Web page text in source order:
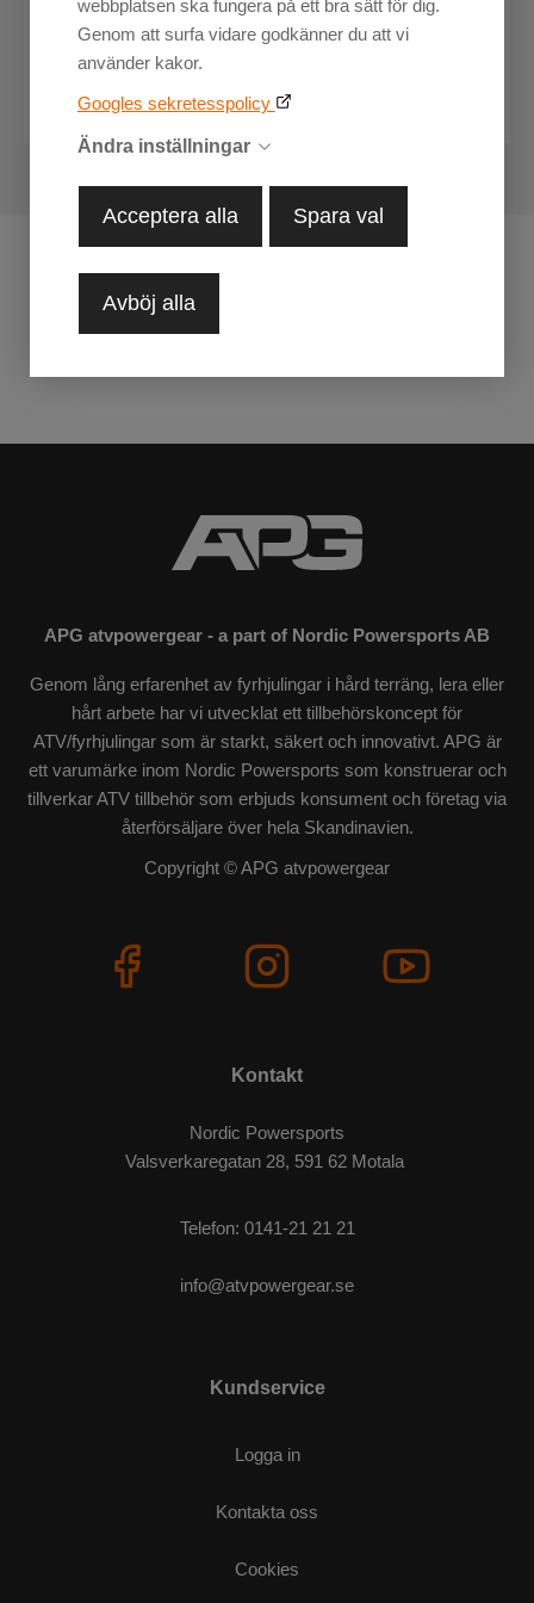
webbplatsen ska fungera på ett bra sätt för dig.
Genom att surfa vidare godkänner du att vi
använder kakor.
Googles sekretesspolicy
Ändra inställningar
Acceptera alla Spara val
Avböj alla
Art. nr
APG atvpowergear - a part of Nordic Powersports AB
Genom lång erfarenhet av fyrhjulingar i hård terräng, lera eller
hårt arbete har vi utvecklat ett tillbehörskoncept för
ATV/fyrhjulingar som är starkt, säkert och innovativt. APG är
ett varumärke inom Nordic Powersports som konstruerar och
tillverkar ATV tillbehör som erbjuds konsument och företag via
återförsäljare över hela Skandinavien.
Copyright © APG atvpowergear
Kontakt
Nordic Powersports
Valsverkaregatan 28, 591 62 Motala
Telefon: 0141-21 21 21
info@atvpowergear.se
Kundservice
Logga in
Kontakta oss
Cookies